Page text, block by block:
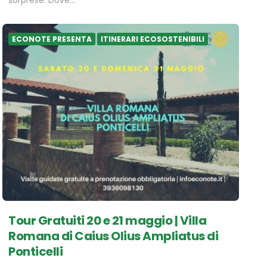
ECONOTE PRESENTA ITINERARI ECOSOSTENIBILI
Tour Gratuiti 20 e 21 maggio | Villa
Romana di Caius Olius Ampliatus di
Ponticelli